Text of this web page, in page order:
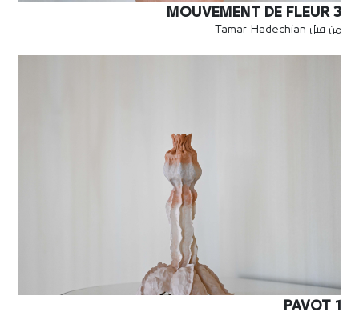
MOUVEMENT DE FLEUR 3
من قبل Tamar Hadechian
PAVOT 1